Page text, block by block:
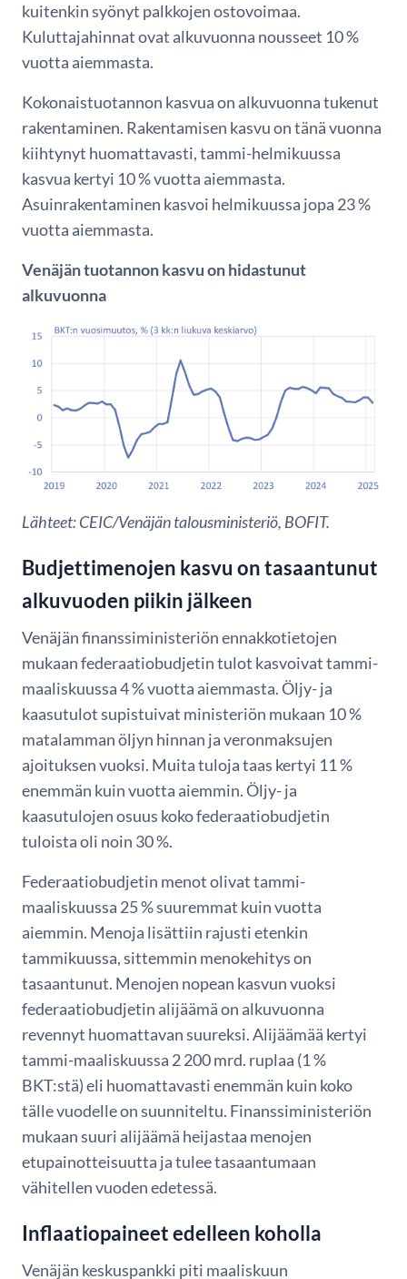
kuitenkin syönyt palkkojen ostovoimaa.
Kuluttajahinnat ovat alkuvuonna nousseet 10 %
vuotta aiemmasta.
Kokonaistuotannon kasvua on alkuvuonna tukenut
rakentaminen. Rakentamisen kasvu on tänä vuonna
kiihtynyt huomattavasti, tammi-helmikuussa
kasvua kertyi 10 % vuotta aiemmasta.
Asuinrakentaminen kasvoi helmikuussa jopa 23 %
vuotta aiemmasta.
Venäjän tuotannon kasvu on hidastunut
alkuvuonna
Lähteet: CEIC/Venäjän talousministeriö, BOFIT.
Budjettimenojen kasvu on tasaantunut
alkuvuoden piikin jälkeen
Venäjän finanssiministeriön ennakkotietojen
mukaan federaatiobudjetin tulot kasvoivat tammi-
maaliskuussa 4 % vuotta aiemmasta. Öljy- ja
kaasutulot supistuivat ministeriön mukaan 10 %
matalamman öljyn hinnan ja veronmaksujen
ajoituksen vuoksi. Muita tuloja taas kertyi 11 %
enemmän kuin vuotta aiemmin. Öljy- ja
kaasutulojen osuus koko federaatiobudjetin
tuloista oli noin 30 %.
Federaatiobudjetin menot olivat tammi-
maaliskuussa 25 % suuremmat kuin vuotta
aiemmin. Menoja lisättiin rajusti etenkin
tammikuussa, sittemmin menokehitys on
tasaantunut. Menojen nopean kasvun vuoksi
federaatiobudjetin alijäämä on alkuvuonna
revennyt huomattavan suureksi. Alijäämää kertyi
tammi-maaliskuussa 2 200 mrd. ruplaa (1 %
BKT:stä) eli huomattavasti enemmän kuin koko
tälle vuodelle on suunniteltu. Finanssiministeriön
mukaan suuri alijäämä heijastaa menojen
etupainotteisuutta ja tulee tasaantumaan
vähitellen vuoden edetessä.
Inflaatiopaineet edelleen koholla
Venäjän keskuspankki piti maaliskuun